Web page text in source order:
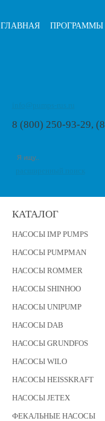
ГЛАВНАЯ ПРОГРАММЫ
8 (800) 250-93-29,
КАТАЛОГ
НАСОСЫ IMP PUMPS
НАСОСЫ PUMPMAN
НАСОСЫ ROMMER
НАСОСЫ SHINHOO
НАСОСЫ UNIPUMP
НАСОСЫ DAB
НАСОСЫ GRUNDFOS
НАСОСЫ WILO
НАСОСЫ HEISSKRAFT
НАСОСЫ JETEX
ФЕКАЛЬНЫЕ НАСОСЫ